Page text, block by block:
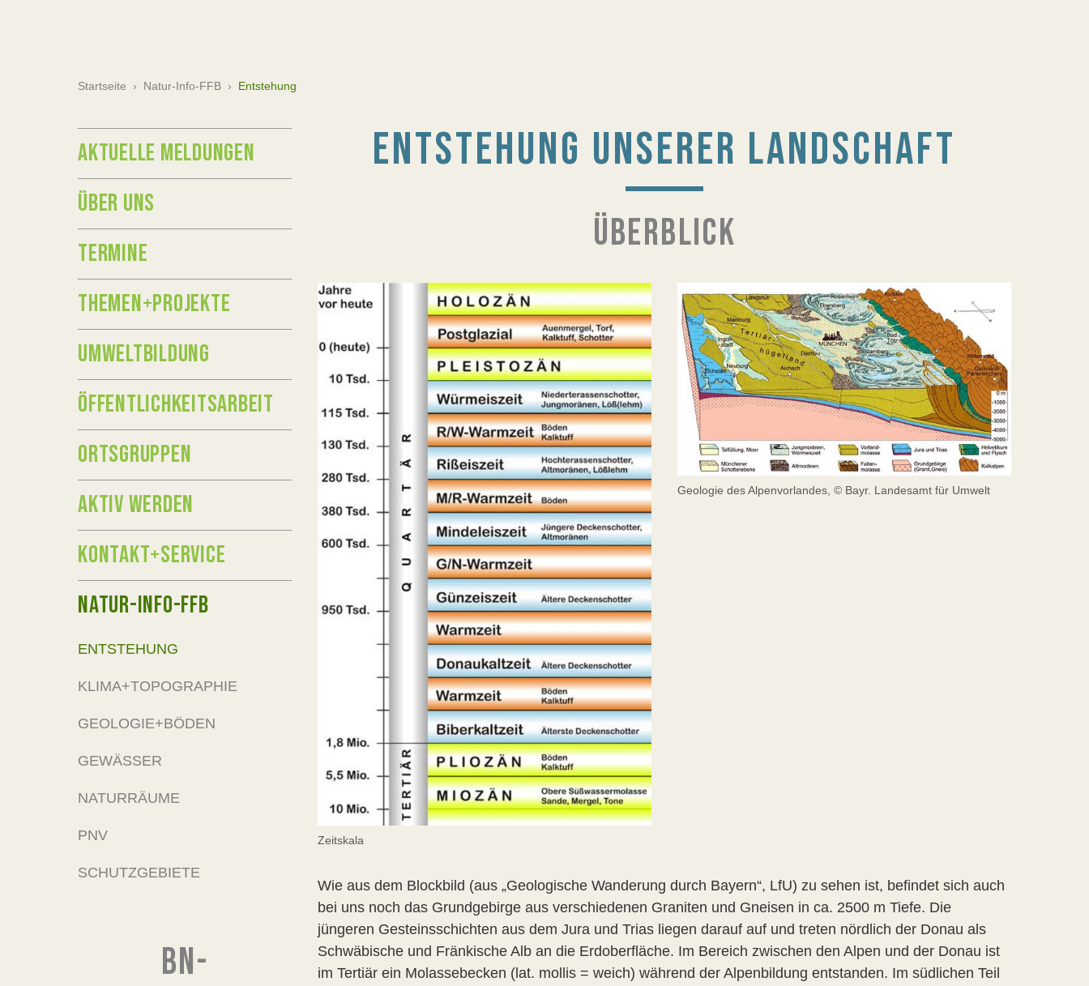
Startseite › Natur-Info-FFB › Entstehung
ENTSTEHUNG UNSERER LANDSCHAFT
ÜBERBLICK
Zeitskala
Geologie des Alpenvorlandes, © Bayr. Landesamt für Umwelt
Wie aus dem Blockbild (aus „Geologische Wanderung durch Bayern“, LfU) zu sehen ist, befindet sich auch
bei uns noch das Grundgebirge aus verschiedenen Graniten und Gneisen in ca. 2500 m Tiefe. Die
jüngeren Gesteinsschichten aus dem Jura und Trias liegen darauf auf und treten nördlich der Donau als
Schwäbische und Fränkische Alb an die Erdoberfläche. Im Bereich zwischen den Alpen und der Donau ist
im Tertiär ein Molassebecken (lat. mollis = weich) während der Alpenbildung entstanden. Im südlichen Teil
AKTUELLE MELDUNGEN
ÜBER UNS
TERMINE
THEMEN+PROJEKTE
UMWELTBILDUNG
ÖFFENTLICHKEITSARBEIT
ORTSGRUPPEN
AKTIV WERDEN
KONTAKT+SERVICE
NATUR-INFO-FFB
ENTSTEHUNG
KLIMA+TOPOGRAPHIE
GEOLOGIE+BÖDEN
GEWÄSSER
NATURRÄUME
PNV
SCHUTZGEBIETE
BN-